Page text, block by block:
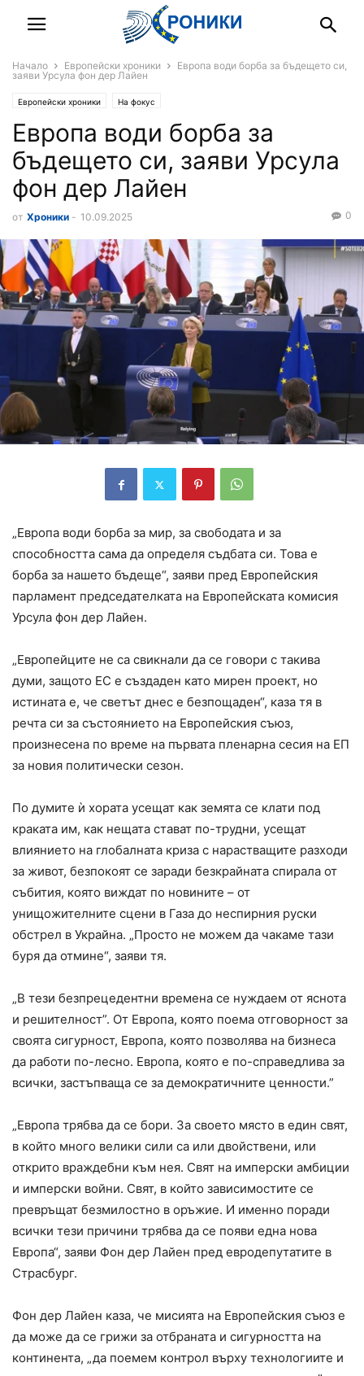
Начало Европейски хроники
Европа води борба за бъдещето си,
заяви Урсула фон дер Лайен
Европейски хроники На фокус
Европа води борба за
бъдещето си, заяви Урсула
фон дер Лайен
от Хроники - 10.09.2025 0
„Европа води борба за мир, за свободата и за
способността сама да определя съдбата си. Това е
борба за нашето бъдеще“, заяви пред Европейския
парламент председателката на Европейската комисия
Урсула фон дер Лайен.
„Европейците не са свикнали да се говори с такива
думи, защото ЕС е създаден като мирен проект, но
истината е, че светът днес е безпощаден“, каза тя в
речта си за състоянието на Европейския съюз,
произнесена по време на първата пленарна сесия на ЕП
за новия политически сезон.
По думите ѝ хората усещат как земята се клати под
краката им, как нещата стават по-трудни, усещат
влиянието на глобалната криза с нарастващите разходи
за живот, безпокоят се заради безкрайната спирала от
събития, която виждат по новините – от
унищожителните сцени в Газа до неспирния руски
обстрел в Украйна. „Просто не можем да чакаме тази
буря да отмине“, заяви тя.
„В тези безпрецедентни времена се нуждаем от яснота
и решителност”. От Европа, която поема отговорност за
своята сигурност, Европа, която позволява на бизнеса
да работи по-лесно. Европа, която е по-справедлива за
всички, застъпваща се за демократичните ценности.”
„Европа трябва да се бори. За своето място в един свят,
в който много велики сили са или двойствени, или
открито враждебни към нея. Свят на имперски амбиции
и имперски войни. Свят, в който зависимостите се
превръщат безмилостно в оръжие. И именно поради
всички тези причини трябва да се появи една нова
Европа“, заяви Фон дер Лайен пред евродепутатите в
Страсбург.
Фон дер Лайен каза, че мисията на Европейския съюз е
да може да се грижи за отбраната и сигурността на
континента, „да поемем контрол върху технологиите и